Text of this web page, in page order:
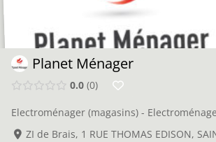
Planet Ménager
0.0 0
Electroménager (magasins) -
ZI de Brais, 1 RUE THOMAS EDISON,